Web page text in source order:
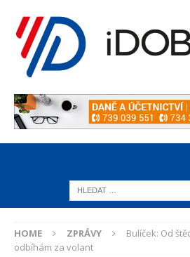
HOME ZPRÁVY
Bulíček: Od
odbíhám za volant